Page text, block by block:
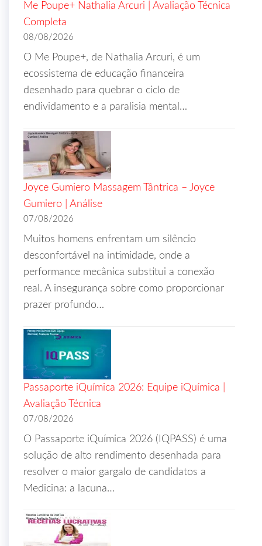
Me Poupe+ Nathalia Arcuri | Avaliação Técnica
Completa
08/08/2026
O Me Poupe+, de Nathalia Arcuri, é um
ecossistema de educação financeira
desenhado para quebrar o ciclo de
endividamento e a paralisia mental…
Joyce Gumiero Massagem Tântrica – Joyce
Gumiero | Análise
07/08/2026
Muitos homens enfrentam um silêncio
desconfortável na intimidade, onde a
performance mecânica substitui a conexão
real. A insegurança sobre como proporcionar
prazer profundo…
Passaporte iQuímica 2026: Equipe iQuímica |
Avaliação Técnica
07/08/2026
O Passaporte iQuímica 2026 (IQPASS) é uma
solução de alto rendimento desenhada para
resolver o maior gargalo de candidatos a
Medicina: a lacuna…